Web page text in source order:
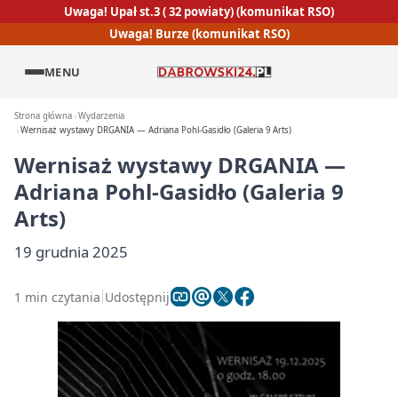
Uwaga! Upał st.3 ( 32 powiaty) (komunikat RSO)
Uwaga! Burze (komunikat RSO)
MENU
Strona główna Wydarzenia
Wernisaż wystawy DRGANIA — Adriana Pohl-Gasidło (Galeria 9 Arts)
Wernisaż wystawy DRGANIA —
Adriana Pohl-Gasidło (Galeria 9
Arts)
19 grudnia 2025
1 min czytania Udostępnij